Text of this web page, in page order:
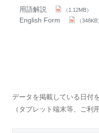
用語解説 （1.12MB）
English Form （348KB
データを掲載している日付
（タブレット端末等、ご利